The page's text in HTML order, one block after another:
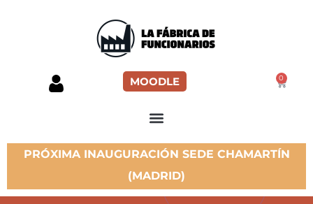
MOODLE 0
PRÓXIMA INAUGURACIÓN SEDE CHAMARTÍN
(MADRID)